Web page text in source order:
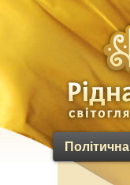
Політична